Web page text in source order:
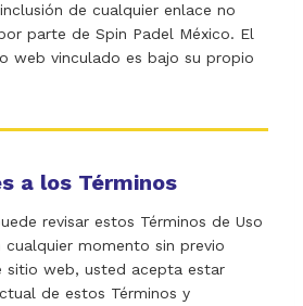
de cualquier enlace no
parte de Spin Padel México. El
web vinculado es bajo su propio
a los Términos
revisar estos Términos de Uso
momento sin previo
sitio web, usted acepta estar
de estos Términos y